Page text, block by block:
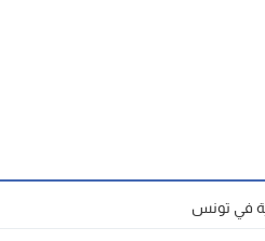
في تونس